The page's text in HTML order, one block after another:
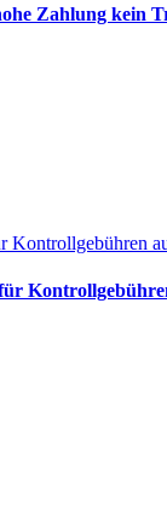
Zahlung kein
Kontrollgebühren